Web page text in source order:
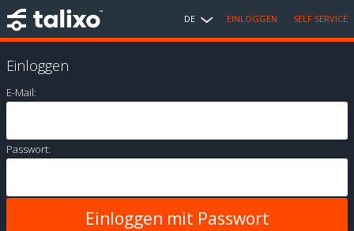
DE EINLOGGEN SELF SERVICE
Einloggen
E-Mail:
Passwort: